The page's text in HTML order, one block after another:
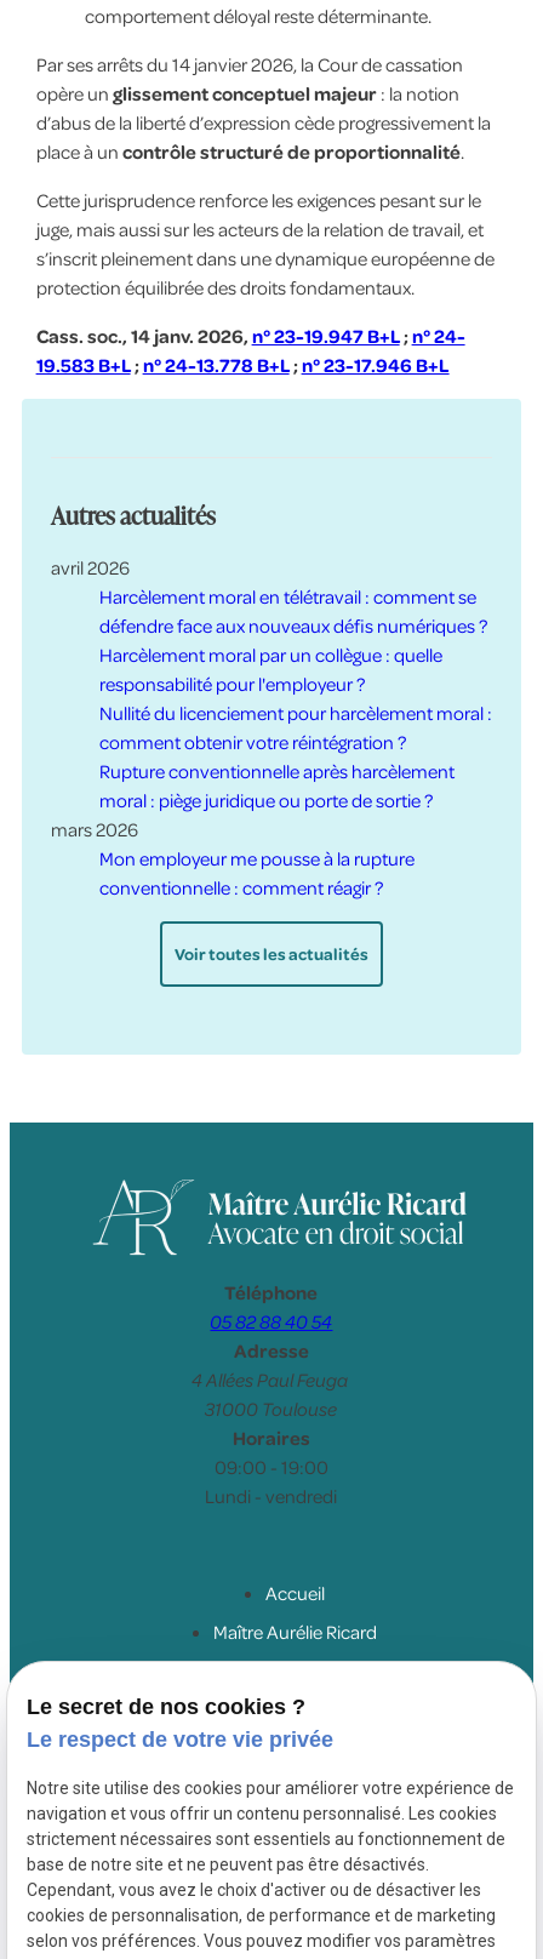
comportement déloyal reste déterminante.
Par ses arrêts du 14 janvier 2026, la Cour de cassation
opère un glissement conceptuel majeur: la notion
d’abus de la liberté d’expression cède progressivement la
place à un contrôle structuré de proportionnalité.
Cette jurisprudence renforce les exigences pesant sur le
juge, mais aussi sur les acteurs de la relation de travail, et
s’inscrit pleinement dans une dynamique européenne de
protection équilibrée des droits fondamentaux.
Cass. soc., 14 janv. 2026, n° 23-19.947 B+L;n° 24-
19.583 B+L;n° 24-13.778 B+L;n° 23-17.946 B+L
Autres actualités
avril 2026
Harcèlement moral en télétravail : comment se
défendre face aux nouveaux défis numériques ?
Harcèlement moral par un collègue : quelle
responsabilité pour l'employeur ?
Nullité du licenciement pour harcèlement moral :
comment obtenir votre réintégration ?
Rupture conventionnelle après harcèlement
moral : piège juridique ou porte de sortie ?
mars 2026
Mon employeur me pousse à la rupture
conventionnelle : comment réagir ?
Voir toutes les actualités
Téléphone
05 82 88 40 54
Adresse
4 Allées Paul Feuga
31000 Toulouse
Horaires
09:00 - 19:00
Lundi - vendredi
Accueil
Maître Aurélie Ricard
Droit du travail salariés
Droit du travail employeurs
Droit de la sécurité sociale
Honoraires
Actualités
Contact
SIRET :
Mentions
Politique de
Le secret de nos cookies ?
Le respect de votre vie privée
Notre site utilise des cookies pour améliorer votre expérience de
navigation et vous offrir un contenu personnalisé. Les cookies
strictement nécessaires sont essentiels au fonctionnement de
base de notre site et ne peuvent pas être désactivés.
Cependant, vous avez le choix d'activer ou de désactiver les
cookies de personnalisation, de performance et de marketing
selon vos préférences. Vous pouvez modifier vos paramètres